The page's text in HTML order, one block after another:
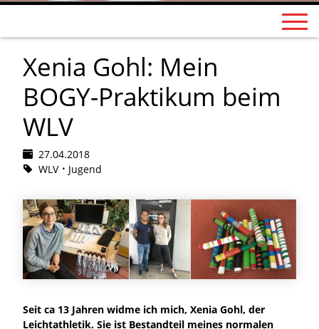
Xenia Gohl: Mein
BOGY-Praktikum beim
WLV
27.04.2018
WLV
Jugend
Seit ca 13 Jahren widme ich mich, Xenia Gohl, der
Leichtathletik. Sie ist Bestandteil meines normalen